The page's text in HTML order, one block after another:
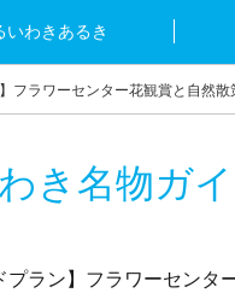
わきあるき
フラワーセンター花観賞と自然散
き名物ガ
ラン】フラワーセンタ